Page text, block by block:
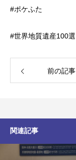
#ポケふた
#世界地質遺産100選
前の記事
関連記事